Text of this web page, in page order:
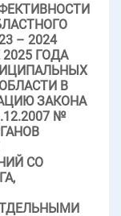
– 2024
ГОДА
В
ЗАКОНА
№
СО